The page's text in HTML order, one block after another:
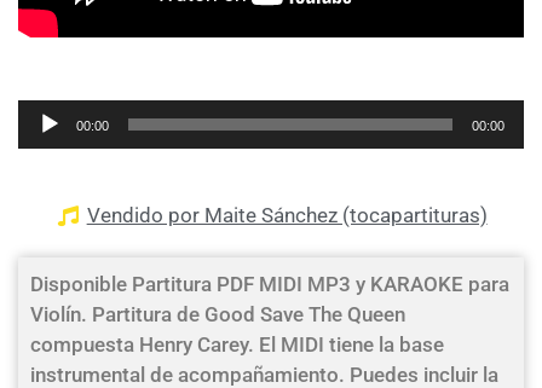
Reproductor
de
00:00 00:00
Vendido por Maite Sánchez (tocapartituras)
Disponible Partitura PDF MIDI MP3 y KARAOKE para
Violín. Partitura de Good Save The Queen
compuesta Henry Carey. El MIDI tiene la base
instrumental de acompañamiento. Puedes incluir la